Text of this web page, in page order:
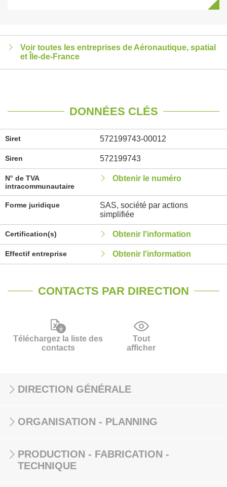
Voir toutes les entreprises de Aéronautique, spatial
et Île-de-France
DONNÉES CLÉS
Siret 572199743-00012
Siren 572199743
N° de TVA
intracommunautaire
Obtenir le numéro
Forme juridique
SAS, société par actions
simplifiée
Certification(s) Obtenir l'information
Effectif entreprise Obtenir l'information
CONTACTS PAR DIRECTION
Téléchargez la liste des
contacts
Tout
afficher
DIRECTION GÉNÉRALE
ORGANISATION - PLANNING
PRODUCTION - FABRICATION -
TECHNIQUE